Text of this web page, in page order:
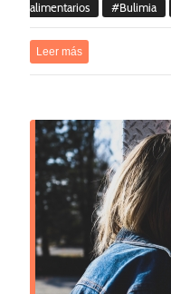
alimentarios
Bulimia
Leer más